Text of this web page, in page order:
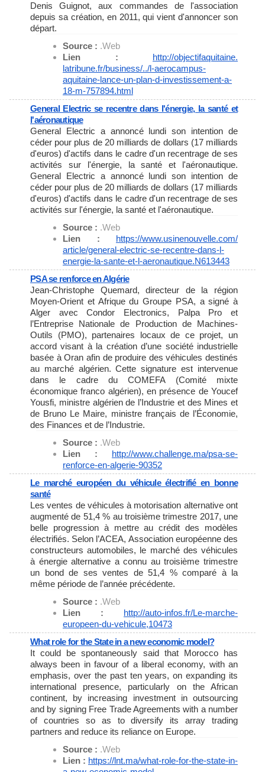
Denis Guignot, aux commandes de l'association
depuis sa création, en 2011, qui vient d'annoncer son
départ.
Source : .Web
Lien : http://objectifaquitaine.
latribune.fr/business/../l-aerocampus-
aquitaine-lance-un-plan-d-investissement-a-
18-m-757894.html
General Electric se recentre dans l'énergie, la santé et
l'aéronautique
General Electric a annoncé lundi son intention de
céder pour plus de 20 milliards de dollars (17 milliards
d'euros) d'actifs dans le cadre d'un recentrage de ses
activités sur l'énergie, la santé et l'aéronautique.
General Electric a annoncé lundi son intention de
céder pour plus de 20 milliards de dollars (17 milliards
d'euros) d'actifs dans le cadre d'un recentrage de ses
activités sur l'énergie, la santé et l'aéronautique.
Source : .Web
Lien : https://www.usinenouvelle.com/
article/general-electric-se-recentre-dans-l-
energie-la-sante-et-l-aeronautique.N613443
PSA se renforce en Algérie
Jean-Christophe Quemard, directeur de la région
Moyen-Orient et Afrique du Groupe PSA, a signé à
Alger avec Condor Electronics, Palpa Pro et
l’Entreprise Nationale de Production de Machines-
Outils (PMO), partenaires locaux de ce projet, un
accord visant à la création d’une société industrielle
basée à Oran afin de produire des véhicules destinés
au marché algérien. Cette signature est intervenue
dans le cadre du COMEFA (Comité mixte
économique franco algérien), en présence de Youcef
Yousfi, ministre algérien de l’Industrie et des Mines et
de Bruno Le Maire, ministre français de l’Économie,
des Finances et de l’Industrie.
Source : .Web
Lien : http://www.challenge.ma/psa-se-
renforce-en-algerie-90352
Le marché européen du véhicule électrifié en bonne
santé
Les ventes de véhicules à motorisation alternative ont
augmenté de 51,4 % au troisième trimestre 2017, une
belle progression à mettre au crédit des modèles
électrifiés. Selon l’ACEA, Association européenne des
constructeurs automobiles, le marché des véhicules
à énergie alternative a connu au troisième trimestre
un bond de ses ventes de 51,4 % comparé à la
même période de l’année précédente.
Source : .Web
Lien : http://auto-infos.fr/Le-marche-
europeen-du-vehicule,10473
What role for the State in a new economic model?
It could be spontaneously said that Morocco has
always been in favour of a liberal economy, with an
emphasis, over the past ten years, on expanding its
international presence, particularly on the African
continent, by increasing investment in outsourcing
and by signing Free Trade Agreements with a number
of countries so as to diversify its array trading
partners and reduce its reliance on Europe.
Source : .Web
Lien : https://lnt.ma/what-role-for-the-state-in-